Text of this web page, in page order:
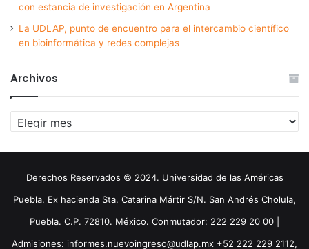
con estancia de investigación en Argentina
La UDLAP, punto de encuentro para el intercambio científico
en bioinformática y redes complejas
Archivos
Archivos
Derechos Reservados © 2024. Universidad de las Américas
Puebla. Ex hacienda Sta. Catarina Mártir S/N. San Andrés Cholula,
Puebla. C.P. 72810. México. Conmutador: 222 229 20 00 |
Admisiones: informes.nuevoingreso@udlap.mx +52 222 229 2112,